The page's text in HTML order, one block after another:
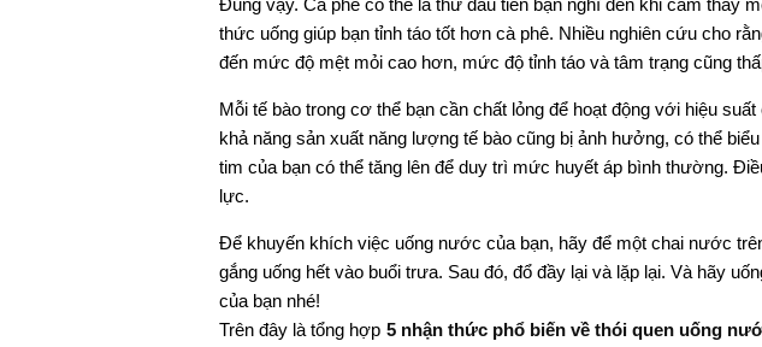
Đúng vậy. Cà phê có thể là thứ đầu tiên bạn nghĩ đến khi cảm thấy
thức uống giúp bạn tỉnh táo tốt hơn cà phê. Nhiều nghiên cứu cho
đến mức độ mệt mỏi cao hơn, mức độ tỉnh táo và tâm trạng cũng
Mỗi tế bào trong cơ thể bạn cần chất lỏng để hoạt động với hiệu
khả năng sản xuất năng lượng tế bào cũng bị ảnh hưởng, có thể
tim của bạn có thể tăng lên để duy trì mức huyết áp bình thường.
lực.
Để khuyến khích việc uống nước của bạn, hãy để một chai nước
gắng uống hết vào buổi trưa. Sau đó, đổ đầy lại và lặp lại. Và hãy
của bạn nhé!
Trên đây là tổng hợp 5 nhận thức phổ biến về thói quen uống